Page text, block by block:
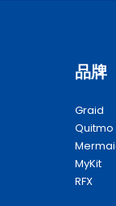
品牌
Graid
Quitmo
MyKit
RFX